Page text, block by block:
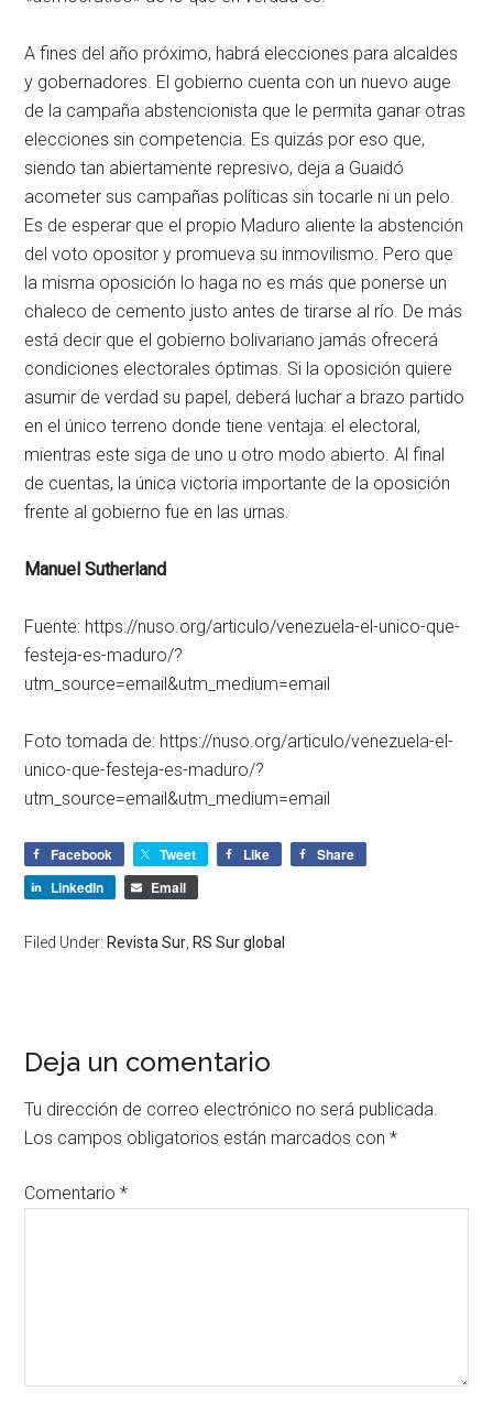
A fines del año próximo, habrá elecciones para alcaldes
y gobernadores. El gobierno cuenta con un nuevo auge
de la campaña abstencionista que le permita ganar otras
elecciones sin competencia. Es quizás por eso que,
siendo tan abiertamente represivo, deja a Guaidó
acometer sus campañas políticas sin tocarle ni un pelo.
Es de esperar que el propio Maduro aliente la abstención
del voto opositor y promueva su inmovilismo. Pero que
la misma oposición lo haga no es más que ponerse un
chaleco de cemento justo antes de tirarse al río. De más
está decir que el gobierno bolivariano jamás ofrecerá
condiciones electorales óptimas. Si la oposición quiere
asumir de verdad su papel, deberá luchar a brazo partido
en el único terreno donde tiene ventaja: el electoral,
mientras este siga de uno u otro modo abierto. Al final
de cuentas, la única victoria importante de la oposición
frente al gobierno fue en las urnas.
Manuel Sutherland
Fuente: https://nuso.org/articulo/venezuela-el-unico-que-
festeja-es-maduro/?
utm_source=email&utm_medium=email
Foto tomada de: https://nuso.org/articulo/venezuela-el-
unico-que-festeja-es-maduro/?
utm_source=email&utm_medium=email
Facebook Tweet Like
Share
LinkedIn
Email
Filed Under:Revista Sur ,RS Sur global
Deja un comentario
Tu dirección de correo electrónico no será publicada.
Los campos obligatorios están marcados con*
Comentario*